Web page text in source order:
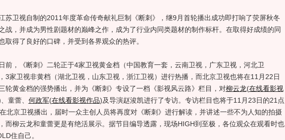
卫视自制的2011年度革命传奇献礼巨制《断刺》，继9月首轮播出成功即打响了荧屏秋冬
战，并成为男性剧题材的巅峰之作，成为了行业内同类题材的制作标杆。在取得好成绩的同
取得了良好的口碑，并受到各界观众的热评。
，《断刺》二轮正于4家卫视黄金档（中国教育一套，云南卫视，广东卫视，河北卫
3家卫视非黄档（湖北卫视，山东卫视，浙江卫视）进行热播，而北京卫视也将在11月22日
轮黄金档的强势播出，并为《断刺》专设了一档《影视风云路》栏目，对柳云龙(在线看影视
、童蕾、 何政军(在线看影视作品)及导演赵浚凯进行了专访。专访栏目也将于11月23日的21点
北京卫视播出，届时一众主创人员将再度对《断刺》进行解读，并讲述一些不为人知的拍摄
而柳云龙和童蕾更是有绝活展示。据节目编导透露，现场HIGH到至极，各位观众在观看时也
住自己。